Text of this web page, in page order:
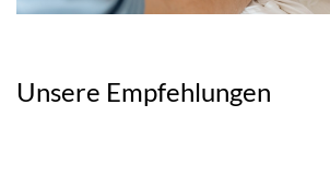
Unsere Empfehlungen